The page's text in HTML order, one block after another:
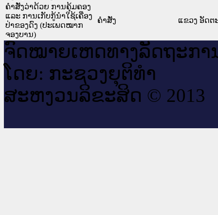
ຄຳສັ່ງວ່າດ້ວຍ ການຄຸ້ມຄອງ
ແລະ ການເກັບກູ້ນຳໃຊ້ເຄື່ອງ
ປ່າຂອງດົງ (ປະເພດໝາກ
ຈອງບານ)
ຄໍາສັ່ງ ແຂວງ ອັດຕ
ຈົດ​ໝາຍ​ເຫດ​ທາງ​ລັດ​ຖະ​ກາ
ໂດຍ: ກະ​ຊວງຍຸ​ຕິ​ທຳ
ສະ​ຫງວນ​ລິ​ຂະ​ສິດ © 2013